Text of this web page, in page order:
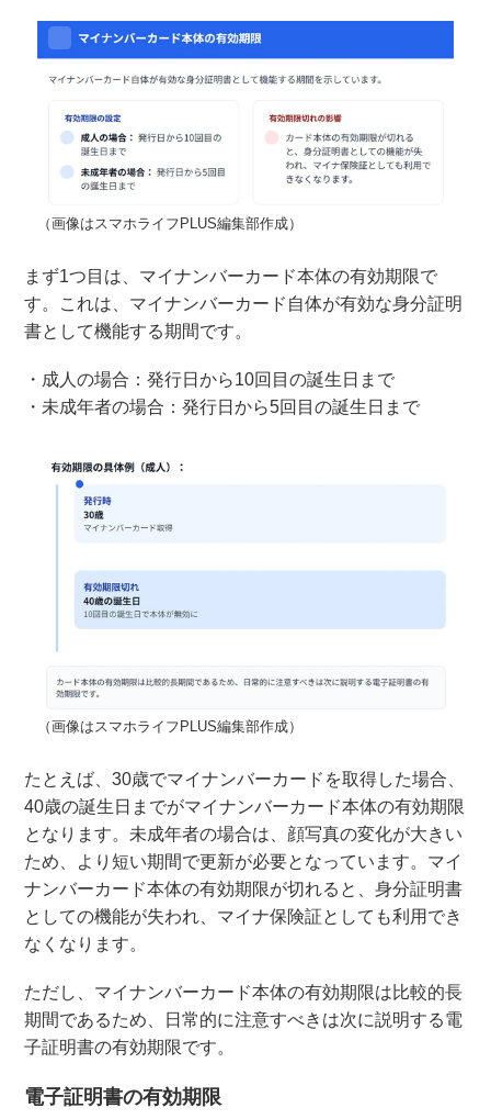
（画像はスマホライフPLUS編集部作成）
まず1つ目は、マイナンバーカード本体の有効期限で
す。これは、マイナンバーカード自体が有効な身分証明
書として機能する期間です。
・成人の場合：発行日から10回目の誕生日まで
・未成年者の場合：発行日から5回目の誕生日まで
（画像はスマホライフPLUS編集部作成）
たとえば、30歳でマイナンバーカードを取得した場合、
40歳の誕生日までがマイナンバーカード本体の有効期限
となります。未成年者の場合は、顔写真の変化が大きい
ため、より短い期間で更新が必要となっています。マイ
ナンバーカード本体の有効期限が切れると、身分証明書
としての機能が失われ、マイナ保険証としても利用でき
なくなります。
ただし、マイナンバーカード本体の有効期限は比較的長
期間であるため、日常的に注意すべきは次に説明する電
子証明書の有効期限です。
電子証明書の有効期限